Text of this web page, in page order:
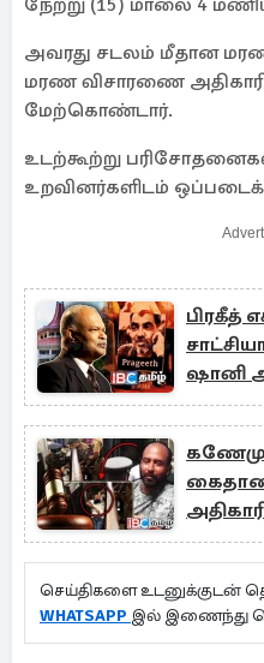
நேற்று (15) மாலை 4
அவரது சடலம் மீதான
மரண விசாரணை அதிகாரி
மேற்கொண்டார்.
உடற்கூற்று
உறவினர்களிடம்
பிரகீத்
ஷானி
செய்திகளை உடனுக்குடன்
WHATSAPP இல் இணைந்து